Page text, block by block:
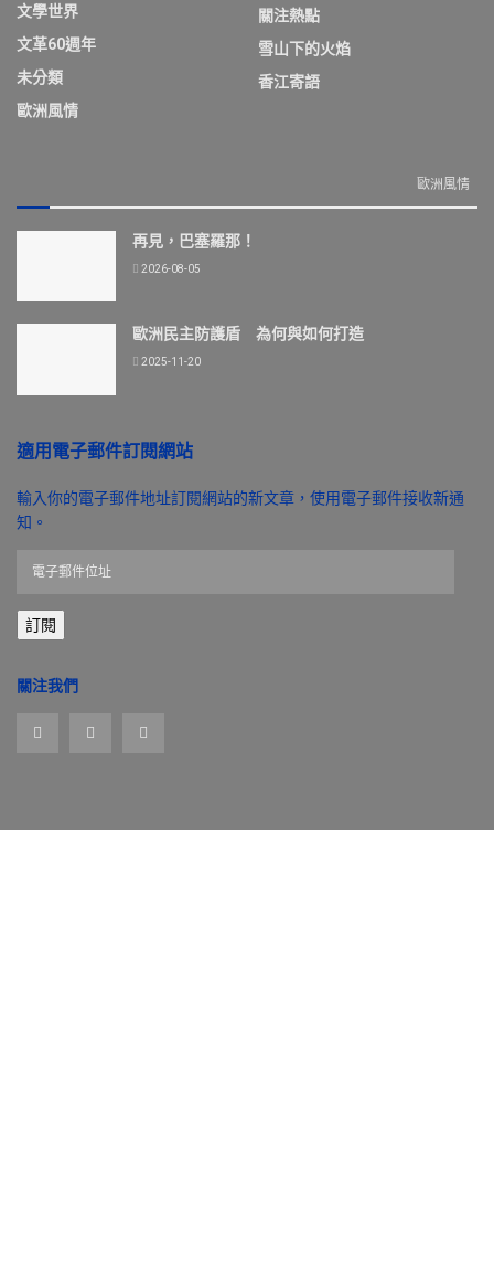
文學世界
文革60週年
未分類
歐洲風情
關注熱點
雪山下的火焰
香江寄語
歐洲風情
再見，巴塞羅那！
2026-08-05
歐洲民主防護盾 為何與如何打造
2025-11-20
適用電子郵件訂閱網站
輸入你的電子郵件地址訂閱網站的新文章，使用電子郵件接收新通
知。
郵
件
址
訂閱
關注我們